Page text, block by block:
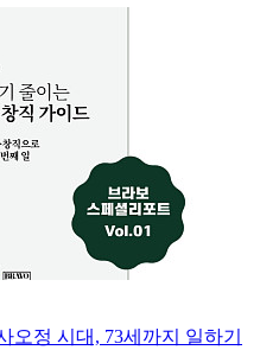
오정 시대, 73세까지 일하기